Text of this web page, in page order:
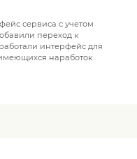
сервиса с учетом
переход к
интерфейс для
наработок.